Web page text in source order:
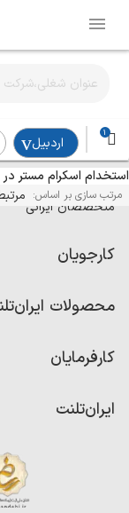
1
اردبیل
استخدام اسکرام مستر در
مرتب سازی بر اساس:
آگهی‌های استخدام و
متخصصان ایرانی
کارجویان
رزومه ساز
امتیاز شرکت‌ها
محصولات
کاردیکس
کارفرمایان
ایران‌تلنت